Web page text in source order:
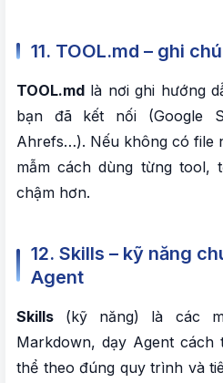
11. TOOL.md – ghi
TOOL.md là nơi ghi hướng
bạn đã kết nối (Google
Ahrefs…). Nếu không có file
mẫm cách dùng từng tool,
chậm hơn.
12. Skills – kỹ năng
Agent
Skills (kỹ năng) là các
Markdown, dạy Agent
thể theo đúng quy trình và